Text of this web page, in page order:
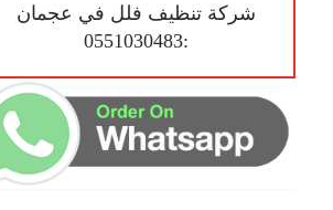
شركة تنظيف فلل في عجمان
:0551030483